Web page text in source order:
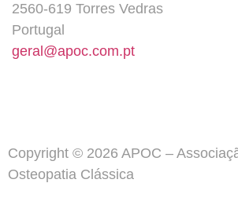
2560-619 Torres Vedras
Portugal
geral@apoc.com.pt
Copyright © 2026 APOC –
Osteopatia Clássica